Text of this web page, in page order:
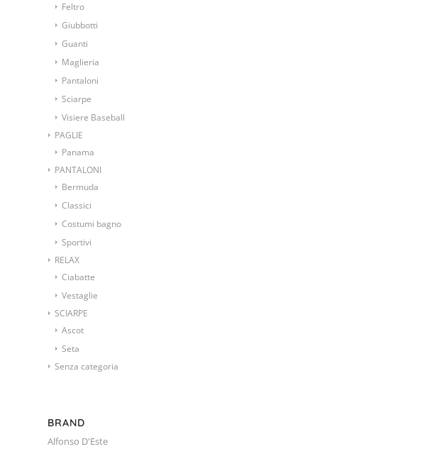
Feltro
Giubbotti
Guanti
Maglieria
Pantaloni
Sciarpe
Visiere Baseball
PAGLIE
Panama
PANTALONI
Bermuda
Classici
Costumi bagno
Sportivi
RELAX
Ciabatte
Vestaglie
SCIARPE
Ascot
Seta
Senza categoria
BRAND
Alfonso D'Este